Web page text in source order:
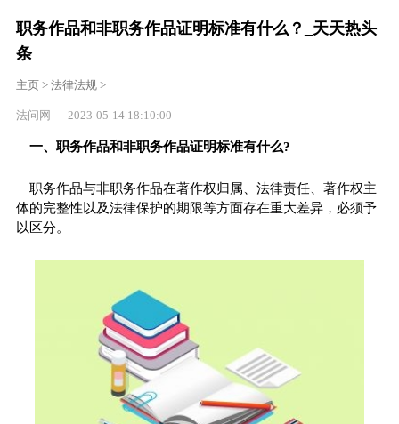
职务作品和非职务作品证明标准有什么？_天天热头
条
主页> 法律法规>
法问网 2023-05-14 18:10:00
一、职务作品和非职务作品证明标准有什么?
职务作品与非职务作品在著作权归属、法律责任、著作权主
体的完整性以及法律保护的期限等方面存在重大差异，必须予
以区分。